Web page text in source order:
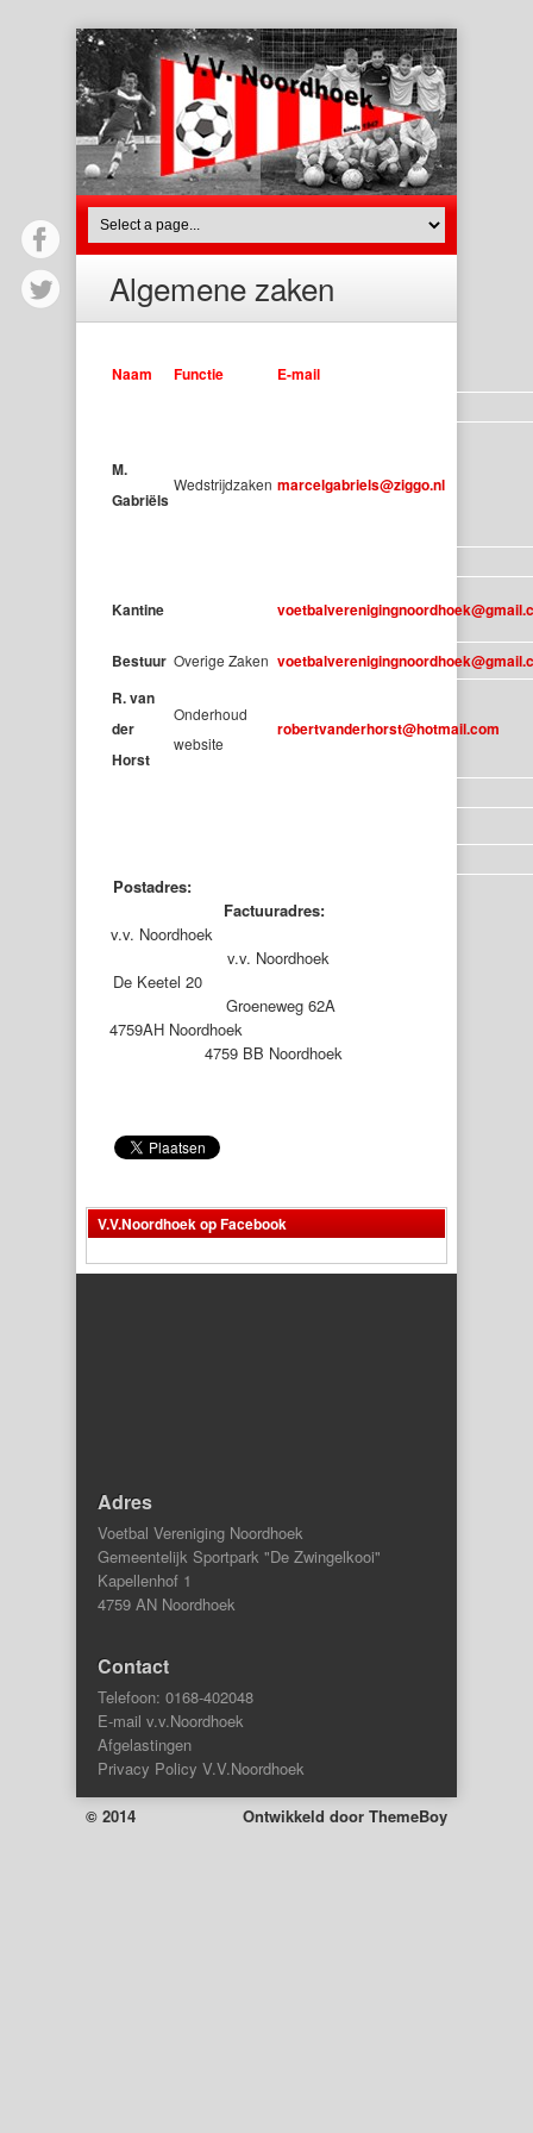
Algemene zaken
Naam Functie E-mail
M.
Gabriëls
Wedstrijdzaken marcelgabriels@ziggo.nl
Kantine
Bestuur Overige Zaken
R. van
der
Horst
Onderhoud
website
robertvanderhorst@hotmail.com
Postadres:
Factuuradres:
v.v. Noordhoek
v.v. Noordhoek
De Keetel 20
Groeneweg 62A
4759AH Noordhoek
4759 BB Noordhoek
V.V.Noordhoek op Facebook
Adres
Voetbal Vereniging Noordhoek
Gemeentelijk Sportpark "De Zwingelkooi"
Kapellenhof 1
4759 AN Noordhoek
Contact
Telefoon: 0168-402048
E-mail v.v.Noordhoek
Afgelastingen
Privacy Policy V.V.Noordhoek
© 2014 Ontwikkeld door ThemeBoy